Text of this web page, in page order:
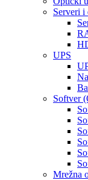
Serveri i
UPS
Softver
Mrežna